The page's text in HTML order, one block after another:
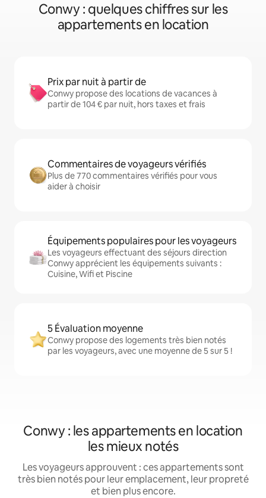
Conwy : quelques chiffres sur les
appartements en location
Prix par nuit à partir de
Conwy propose des locations de vacances à
partir de 104 € par nuit, hors taxes et frais
Commentaires de voyageurs vérifiés
Plus de 770 commentaires vérifiés pour vous
aider à choisir
Équipements populaires pour les voyageurs
Les voyageurs effectuant des séjours direction
Conwy apprécient les équipements suivants :
Cuisine, Wifi et Piscine
5 Évaluation moyenne
Conwy propose des logements très bien notés
par les voyageurs, avec une moyenne de 5 sur 5 !
Conwy : les appartements en location
les mieux notés
Les voyageurs approuvent : ces appartements sont
très bien notés pour leur emplacement, leur propreté
et bien plus encore.